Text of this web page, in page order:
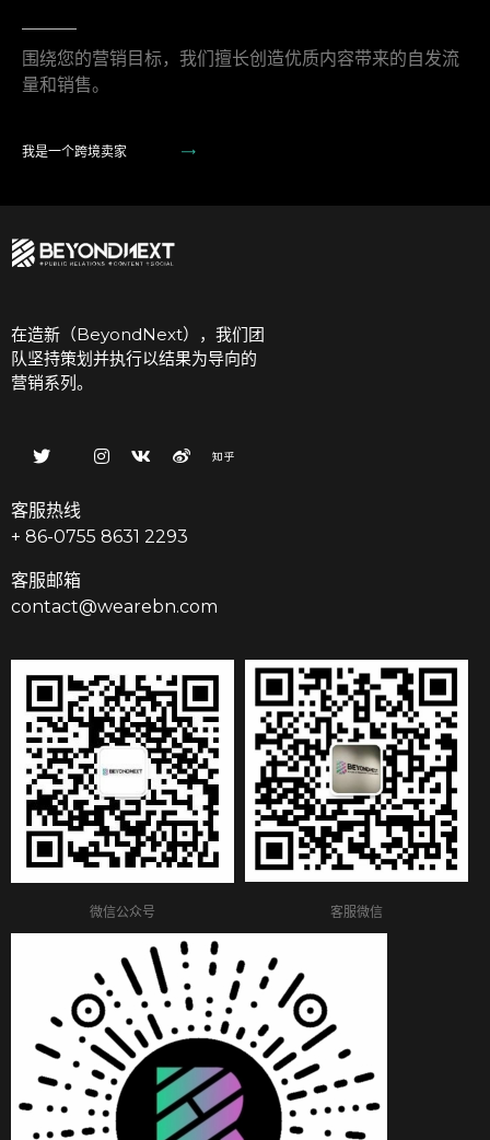
围绕您的营销目标，我们擅长创造优质内容带来的自发流
量和销售。
我是一个跨境卖家
在造新（BeyondNext），我们团
队坚持策划并执行以结果为导向的
营销系列。
客服热线
+ 86-0755 8631 2293
客服邮箱
contact@wearebn.com
微信公众号 客服微信